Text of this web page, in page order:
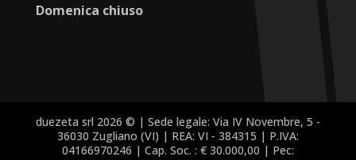
Domenica chiuso
duezeta srl 2026 © | Sede legale: Via IV Novembre, 5 -
36030 Zugliano (VI) | REA: VI - 384315 | P.IVA:
04166970246 | Cap. Soc. : € 30.000,00 | Pec: